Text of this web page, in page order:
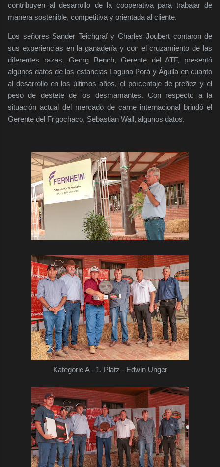
contribuyen al desarrollo de la cooperativa para trabajar de
manera sostenible, competitiva y orientada al cliente.
Los señores Sander Teichgräf y Charles Joubert contaron de
sus experiencias en la ganadería y con el cruzamiento de las
diferentes razas. Georg Bench, Gerente del ATF, presentó
algunos datos de las estancias Laguna Porá y Águila en cuanto
al desarrollo en los últimos años, el porcentaje de preñez y el
peso de destete de los desmamantes. Con respecto a la
situación actual del mercado de carne internacional brindó el
Gerente del Frigochaco, Sebastian Wall, algunos datos.
Kategorie A - 1. Platz - Edwin Unger